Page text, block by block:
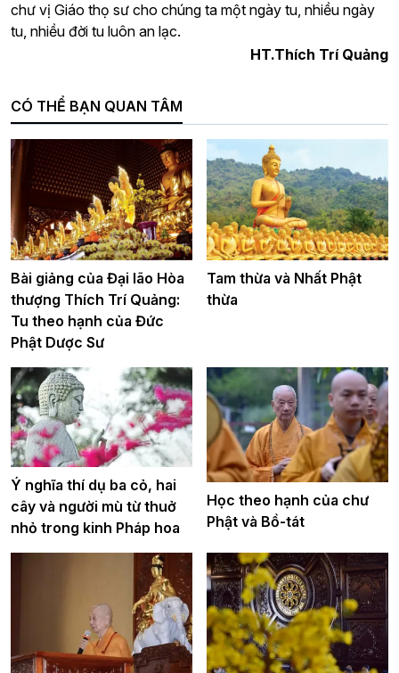
chư vị Giáo thọ sư cho chúng ta một ngày tu, nhiều ngày
tu, nhiều đời tu luôn an lạc.
HT.Thích Trí Quảng
CÓ THỂ BẠN QUAN TÂM
Bài giảng của Đại lão Hòa
thượng Thích Trí Quảng:
Tu theo hạnh của Đức
Phật Dược Sư
Tam thừa và Nhất Phật
thừa
Ý nghĩa thí dụ ba cỏ, hai
cây và người mù từ thuở
nhỏ trong kinh Pháp hoa
Học theo hạnh của chư
Phật và Bồ-tát